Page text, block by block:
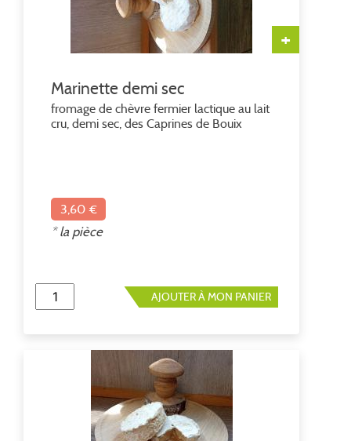
+
Marinette demi sec
fromage de chèvre fermier lactique au lait
cru, demi sec, des Caprines de Bouix
3,60 €
* la pièce
AJOUTER À MON PANIER